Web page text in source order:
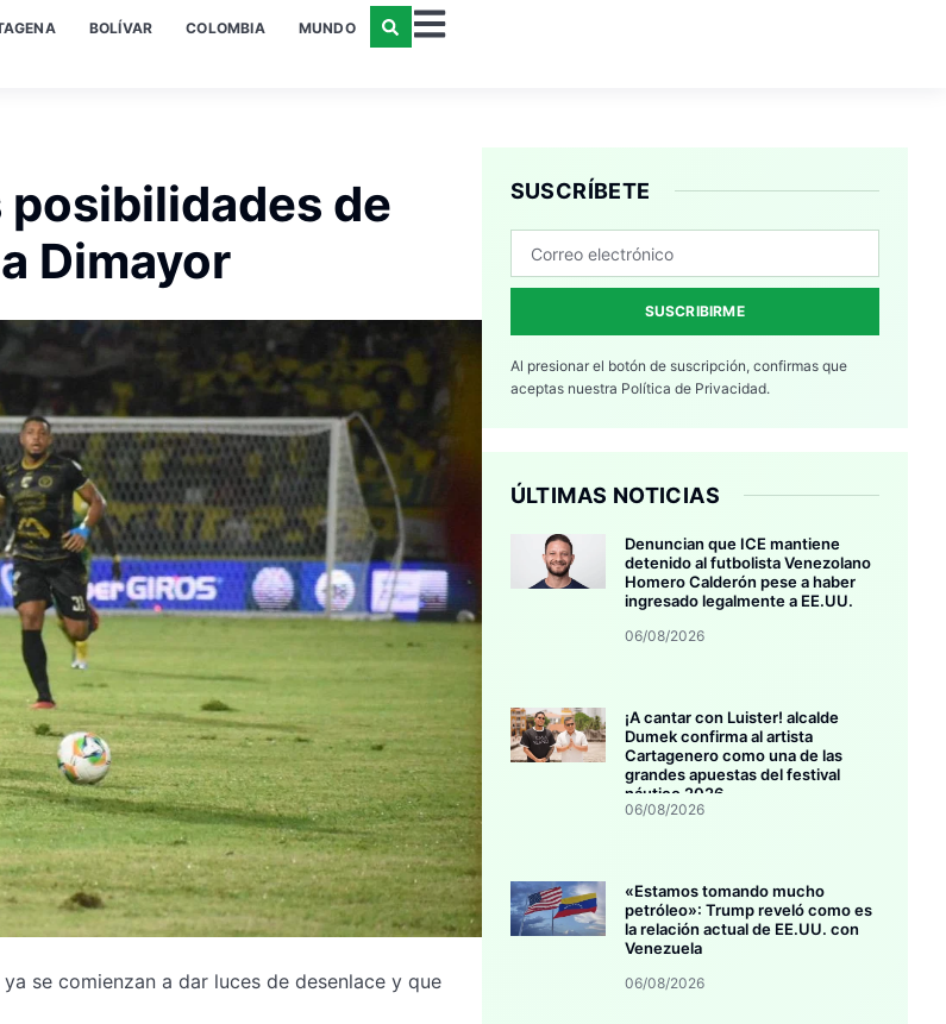
BOLÍVAR COLOMBIA MUNDO
de
Dimayor
se comienzan a dar luces de desenlace y que
SUSCRÍBETE
SUSCRIBIRME
Al presionar el botón de suscripción, confirmas que
aceptas nuestra Política de Privacidad.
ÚLTIMAS NOTICIAS
Denuncian que ICE mantiene
detenido al futbolista Venezolano
Homero Calderón pese a haber
ingresado legalmente a EE.UU.
06/08/2026
¡A cantar con Luister! alcalde
Dumek confirma al artista
Cartagenero como una de las
grandes apuestas del festival
náutico 2026
06/08/2026
«Estamos tomando mucho
petróleo»: Trump reveló como es
la relación actual de EE.UU. con
Venezuela
06/08/2026